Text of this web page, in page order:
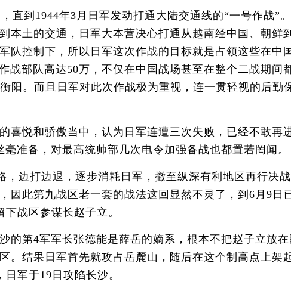
到1944年3月日军发动打通大陆交通线的“一号作战”
本土的交通，日军大本营决心打通从越南经中国、朝鲜
队控制下，所以日军这次作战的目标就是占领这些在中
战部队高达50万，不仅在中国战场甚至在整个二战期间
阳。而且日军对此次作战极为重视，连一贯轻视的后勤
悦和骄傲当中，认为日军连遭三次失败，已经不敢再
准备，对最高统帅部几次电令加强备战也都置若罔闻。
边打边退，逐步消耗日军，撤至纵深有利地区再行决
因此第九战区老一套的战法这回显然不灵了，到6月9日
战区参谋长赵子立。
第4军军长张德能是薛岳的嫡系，根本不把赵子立放
。结果日军首先就攻占岳麓山，随后在这个制高点上架
军于19日攻陷长沙。